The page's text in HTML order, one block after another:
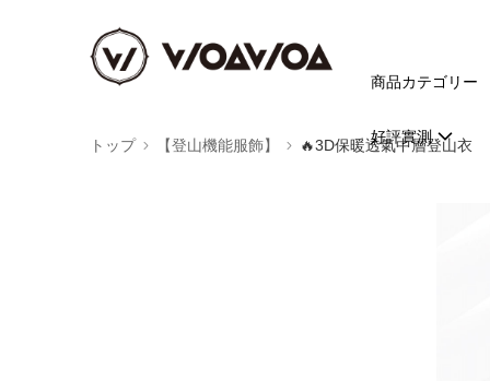
商品カテゴリー
好評實測
トップ 【登山機能服飾】 🔥3D保暖透氣中層登山衣